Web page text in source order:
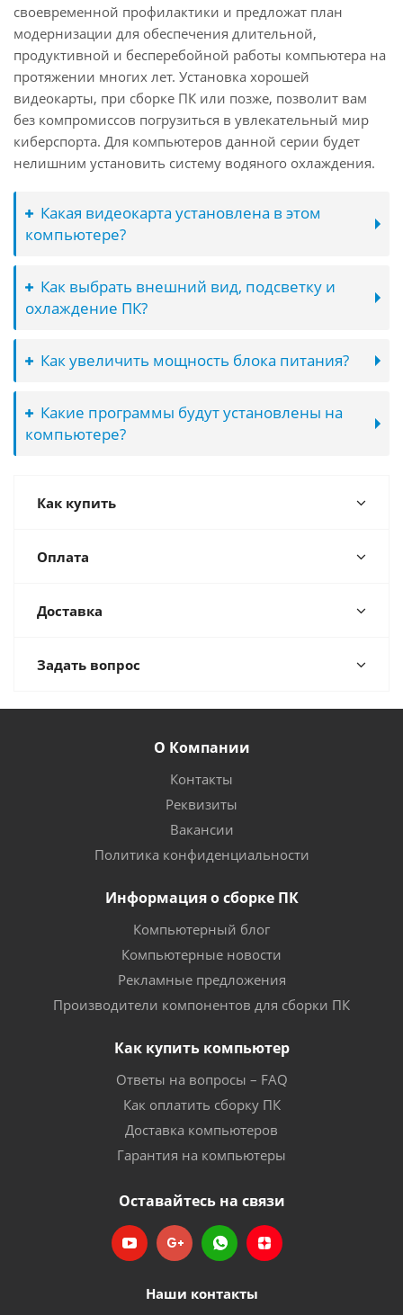
своевременной профилактики и предложат план
модернизации для обеспечения длительной,
продуктивной и бесперебойной работы компьютера на
протяжении многих лет. Установка хорошей
видеокарты, при сборке ПК или позже, позволит вам
без компромиссов погрузиться в увлекательный мир
киберспорта. Для компьютеров данной серии будет
нелишним установить систему водяного охлаждения.
Какая видеокарта установлена в этом
компьютере?
Как выбрать внешний вид, подсветку и
охлаждение ПК?
Как увеличить мощность блока питания?
Какие программы будут установлены на
компьютере?
Как купить
Оплата
Доставка
Задать вопрос
О Компании
Контакты
Реквизиты
Вакансии
Политика конфиденциальности
Информация о сборке ПК
Компьютерный блог
Компьютерные новости
Рекламные предложения
Производители компонентов для сборки ПК
Как купить компьютер
Ответы на вопросы – FAQ
Как оплатить сборку ПК
Доставка компьютеров
Гарантия на компьютеры
Оставайтесь на связи
Наши контакты